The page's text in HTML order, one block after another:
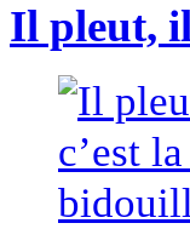
Il pleut,